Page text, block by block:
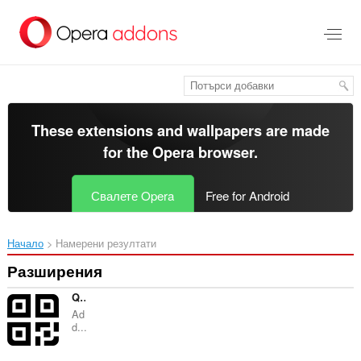
главното
съдържание
These extensions and wallpapers are made
for theOpera browser.
Свалете Opera Free for Android
Начало Намерени резултати
Разширения
QR Code Tab
Ad
d...